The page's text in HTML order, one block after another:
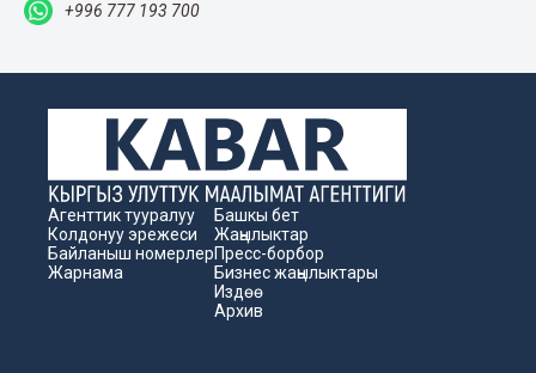
+996 777 193 700
Агенттик тууралуу
Колдонуу эрежеси
Байланыш номерлер
Жарнама
Башкы бет
Жаңылыктар
Пресс-борбор
Бизнес жаңылыктары
Издөө
Архив